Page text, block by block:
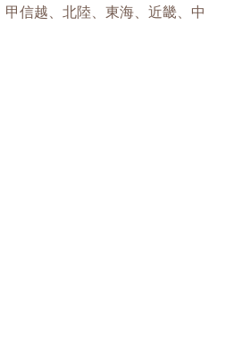
信越、北陸、東海、近畿、中